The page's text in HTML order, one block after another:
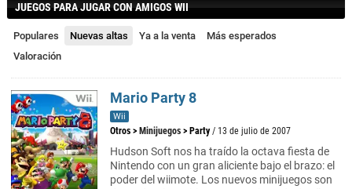
JUEGOS PARA JUGAR CON AMIGOS WII
Populares Nuevas altas Ya a la venta
Más esperados
Valoración
Mario Party 8
Wii
Otros > Minijuegos > Party / 13 de julio de 2007
Hudson Soft nos ha traído la octava fiesta de
Nintendo con un gran aliciente bajo el brazo: el
poder del wiimote. Los nuevos minijuegos son